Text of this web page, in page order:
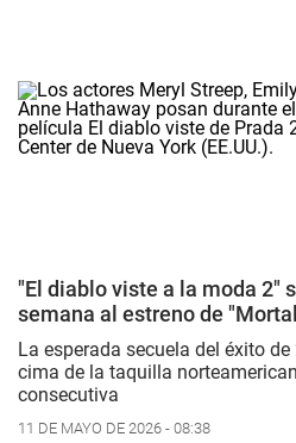
"El diablo viste a la moda 2"
semana al estreno de
La esperada secuela del éxito
cima de la taquilla
consecutiva
11 DE MAYO DE 2026 - 08:38